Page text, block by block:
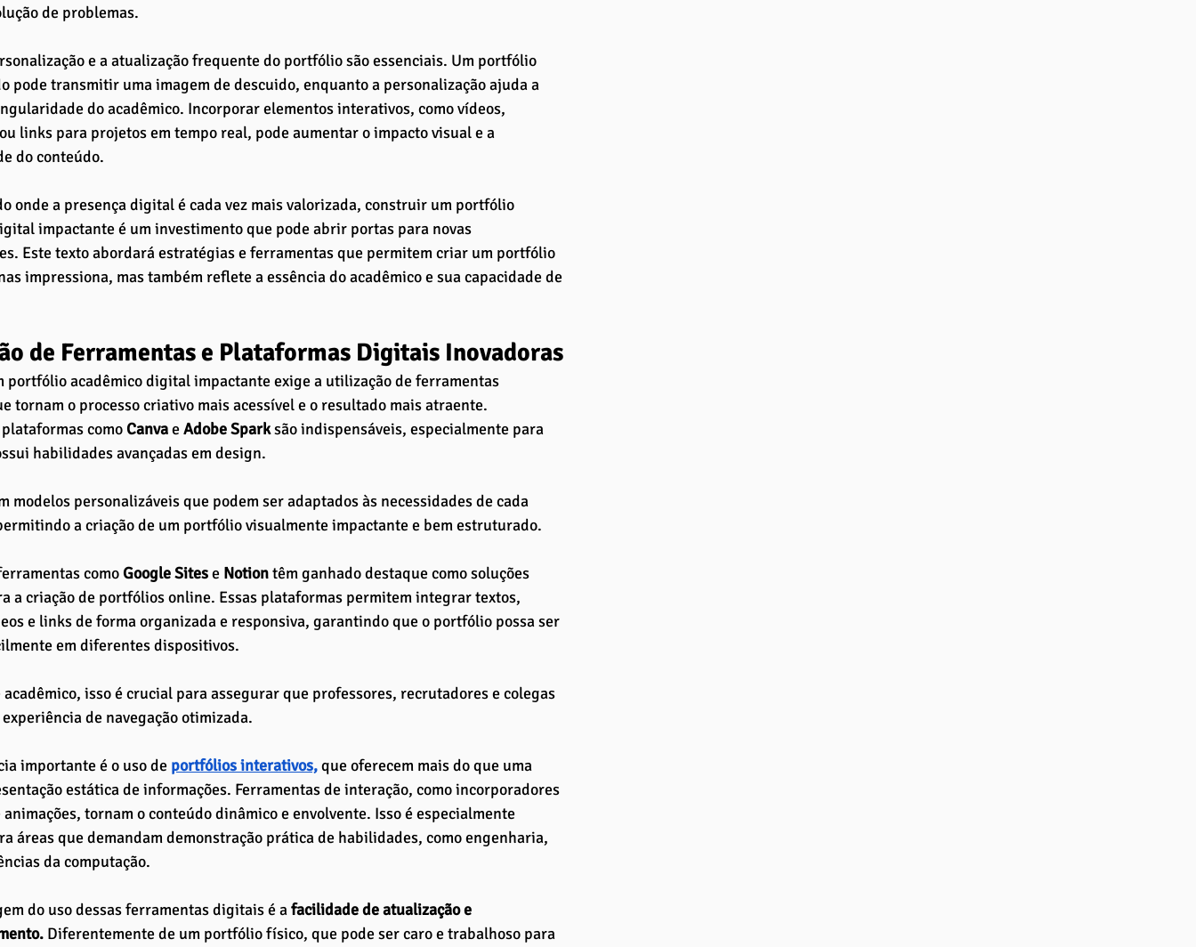
de problemas.
e a atualização frequente do portfólio são essenciais. Um portfólio
pode transmitir uma imagem de descuido, enquanto a personalização ajuda a
do acadêmico. Incorporar elementos interativos, como vídeos,
links para projetos em tempo real, pode aumentar o impacto visual e a
do conteúdo.
onde a presença digital é cada vez mais valorizada, construir um portfólio
impactante é um investimento que pode abrir portas para novas
Este texto abordará estratégias e ferramentas que permitem criar um portfólio
impressiona, mas também reflete a essência do acadêmico e sua capacidade de
de Ferramentas e Plataformas Digitais Inovadoras
portfólio acadêmico digital impactante exige a utilização de ferramentas
tornam o processo criativo mais acessível e o resultado mais atraente.
como Canva e Adobe Spark são indispensáveis, especialmente para
habilidades avançadas em design.
modelos personalizáveis que podem ser adaptados às necessidades de cada
a criação de um portfólio visualmente impactante e bem estruturado.
como Google Sites e Notion têm ganhado destaque como soluções
a criação de portfólios online. Essas plataformas permitem integrar textos,
e links de forma organizada e responsiva, garantindo que o portfólio possa ser
em diferentes dispositivos.
isso é crucial para assegurar que professores, recrutadores e colegas
de navegação otimizada.
importante é o uso de portfólios interativos, que oferecem mais do que uma
estática de informações. Ferramentas de interação, como incorporadores
tornam o conteúdo dinâmico e envolvente. Isso é especialmente
áreas que demandam demonstração prática de habilidades, como engenharia,
da computação.
do uso dessas ferramentas digitais é a facilidade de atualização e
Diferentemente de um portfólio físico, que pode ser caro e trabalhoso para